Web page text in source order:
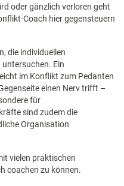
oder gänzlich verloren geht
Coach hier gegensteuern
die individuellen
Ein
im Konflikt zum Pedanten
einen Nerv trifft –
für
sind zudem die
Organisation
vielen praktischen
coachen zu können.